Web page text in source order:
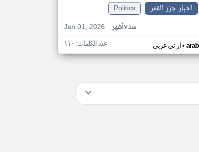
اخبار جزر القمر
Politics
Jan 01, 2026
منذ ٧ أشهر
ار تي عربي• عدد الكلمات: ١١٠